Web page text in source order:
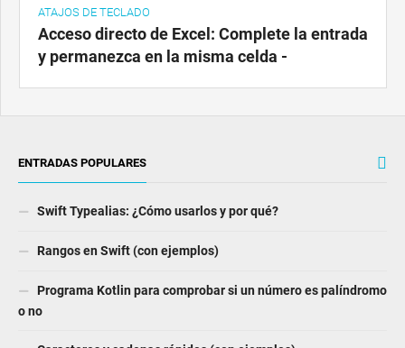
ATAJOS DE TECLADO
Acceso directo de Excel: Complete la entrada
y permanezca en la misma celda -
ENTRADAS POPULARES
Swift Typealias: ¿Cómo usarlos y por qué?
Rangos en Swift (con ejemplos)
Programa Kotlin para comprobar si un número es palíndromo
o no